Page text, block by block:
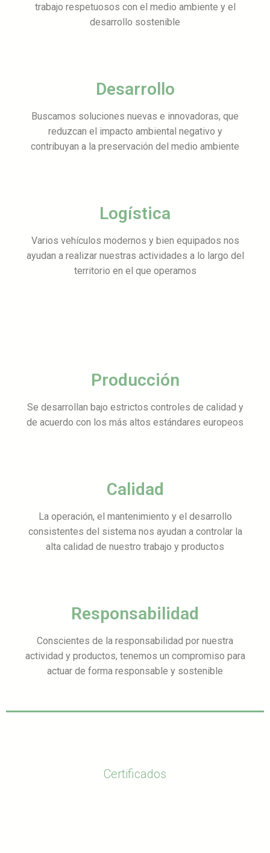
trabajo respetuosos con el medio ambiente y el
desarrollo sostenible
Desarrollo
Buscamos soluciones nuevas e innovadoras, que
reduzcan el impacto ambiental negativo y
contribuyan a la preservación del medio ambiente
Logística
Varios vehículos modernos y bien equipados nos
ayudan a realizar nuestras actividades a lo largo del
territorio en el que operamos
Producción
Se desarrollan bajo estrictos controles de calidad y
de acuerdo con los más altos estándares europeos
Calidad
La operación, el mantenimiento y el desarrollo
consistentes del sistema nos ayudan a controlar la
alta calidad de nuestro trabajo y productos
Responsabilidad
Conscientes de la responsabilidad por nuestra
actividad y productos, tenemos un compromiso para
actuar de forma responsable y sostenible
Certificados